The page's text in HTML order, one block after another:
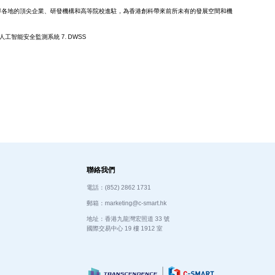
地的頂尖企業、研發機構和高等院校進駐，為香港創科帶來前所未有的發展空間和機
工智能安全監測系統 7. DWSS
聯絡我們
電話：(852) 2862 1731
郵箱：marketing@c-smart.hk
地址：香港九龍灣宏照道 33 號
國際交易中心 19 樓 1912 室